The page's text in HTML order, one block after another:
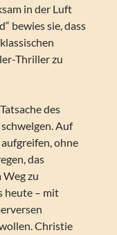
in der Luft
bewies sie, dass
Thriller zu
des
Auf
ohne
das
Weg zu
heute – mit
Christie